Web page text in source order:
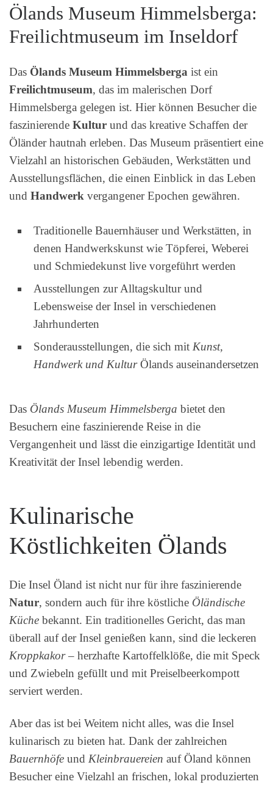
Ölands Museum Himmelsberga:
Freilichtmuseum im Inseldorf
Das Ölands Museum Himmelsberga ist ein
Freilichtmuseum, das im malerischen Dorf
Himmelsberga gelegen ist. Hier können Besucher die
faszinierende Kultur und das kreative Schaffen der
Öländer hautnah erleben. Das Museum präsentiert eine
Vielzahl an historischen Gebäuden, Werkstätten und
Ausstellungsflächen, die einen Einblick in das Leben
und Handwerk vergangener Epochen gewähren.
Traditionelle Bauernhäuser und Werkstätten, in
denen Handwerkskunst wie Töpferei, Weberei
und Schmiedekunst live vorgeführt werden
Ausstellungen zur Alltagskultur und
Lebensweise der Insel in verschiedenen
Jahrhunderten
Sonderausstellungen, die sich mit Kunst,
Handwerk und KulturÖlands auseinandersetzen
Das Ölands Museum Himmelsberga bietet den
Besuchern eine faszinierende Reise in die
Vergangenheit und lässt die einzigartige Identität und
Kreativität der Insel lebendig werden.
Kulinarische
Köstlichkeiten Ölands
Die Insel Öland ist nicht nur für ihre faszinierende
Natur, sondern auch für ihre köstliche Öländische
Küche bekannt. Ein traditionelles Gericht, das man
überall auf der Insel genießen kann, sind die leckeren
Kroppkakor– herzhafte Kartoffelklöße, die mit Speck
und Zwiebeln gefüllt und mit Preiselbeerkompott
serviert werden.
Aber das ist bei Weitem nicht alles, was die Insel
kulinarisch zu bieten hat. Dank der zahlreichen
Bauernhöfe und Kleinbrauereien auf Öland können
Besucher eine Vielzahl an frischen, lokal produzierten